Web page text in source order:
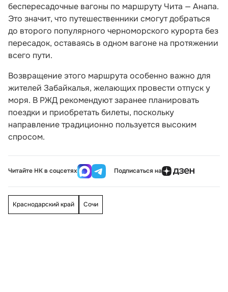
беспересадочные вагоны по маршруту Чита — Анапа.
Это значит, что путешественники смогут добраться
до второго популярного черноморского курорта без
пересадок, оставаясь в одном вагоне на протяжении
всего пути.
Возвращение этого маршрута особенно важно для
жителей Забайкалья, желающих провести отпуск у
моря. В РЖД рекомендуют заранее планировать
поездки и приобретать билеты, поскольку
направление традиционно пользуется высоким
спросом.
Читайте НК в соцсетях Подписаться на
Краснодарский край Сочи